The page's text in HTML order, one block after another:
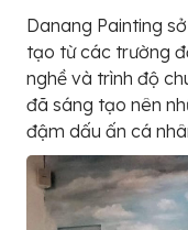
Danang Painting
tạo từ các trường
nghề và trình độ
đã sáng tạo nên
đậm dấu ấn cá